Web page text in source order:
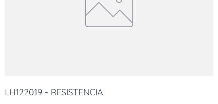
LH122019 - RESISTENCIA